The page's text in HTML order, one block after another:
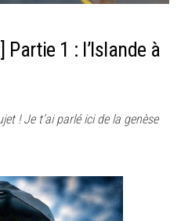
Partie 1 : l’Islande à
! Je t’ai parlé ici de la genèse